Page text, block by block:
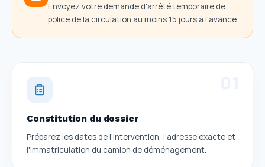
Envoyez votre demande d'arrêté temporaire de
police de la circulation au moins 15 jours à l'avance.
Constitution du dossier
Préparez les dates de l'intervention, l'adresse exacte et
l'immatriculation du camion de déménagement.